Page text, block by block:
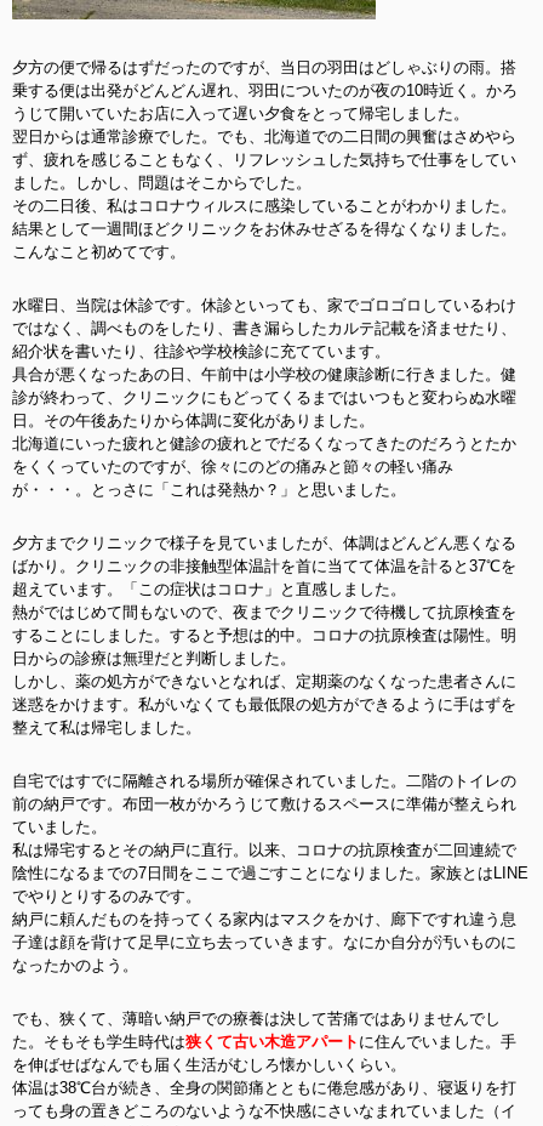
夕方の便で帰るはずだったのですが、当日の羽田はどしゃぶりの雨。搭
乗する便は出発がどんどん遅れ、羽田についたのが夜の10時近く。かろ
うじて開いていたお店に入って遅い夕食をとって帰宅しました。
翌日からは通常診療でした。でも、北海道での二日間の興奮はさめやら
ず、疲れを感じることもなく、リフレッシュした気持ちで仕事をしてい
ました。しかし、問題はそこからでした。
その二日後、私はコロナウィルスに感染していることがわかりました。
結果として一週間ほどクリニックをお休みせざるを得なくなりました。
こんなこと初めてです。
水曜日、当院は休診です。休診といっても、家でゴロゴロしているわけ
ではなく、調べものをしたり、書き漏らしたカルテ記載を済ませたり、
紹介状を書いたり、往診や学校検診に充てています。
具合が悪くなったあの日、午前中は小学校の健康診断に行きました。健
診が終わって、クリニックにもどってくるまではいつもと変わらぬ水曜
日。その午後あたりから体調に変化がありました。
北海道にいった疲れと健診の疲れとでだるくなってきたのだろうとたか
をくくっていたのですが、徐々にのどの痛みと節々の軽い痛み
が・・・。とっさに「これは発熱か？」と思いました。
夕方までクリニックで様子を見ていましたが、体調はどんどん悪くなる
ばかり。クリニックの非接触型体温計を首に当てて体温を計ると37℃を
超えています。
「この症状はコロナ」と直感しました。
熱がではじめて間もないので、夜までクリニックで待機して抗原検査を
することにしました。すると予想は的中。コロナの抗原検査は陽性。明
日からの診療は無理だと判断しました。
しかし、薬の処方ができないとなれば、定期薬のなくなった患者さんに
迷惑をかけます。私がいなくても最低限の処方ができるように手はずを
整えて私は帰宅しました。
自宅ではすでに隔離される場所が確保されていました。二階のトイレの
前の納戸です。布団一枚がかろうじて敷けるスペースに準備が整えられ
ていました。
私は帰宅するとその納戸に直行。以来、コロナの抗原検査が二回連続で
陰性になるまでの7日間をここで過ごすことになりました。家族とはLINE
でやりとりするのみです。
納戸に頼んだものを持ってくる家内はマスクをかけ、廊下ですれ違う息
子達は顔を背けて足早に立ち去っていきます。なにか自分が汚いものに
なったかのよう。
でも、狭くて、薄暗い納戸での療養は決して苦痛ではありませんでし
た。そもそも学生時代は狭くて古い木造アパート に住んでいました。手
を伸ばせばなんでも届く生活がむしろ懐かしいくらい。
体温は38℃台が続き、全身の関節痛とともに倦怠感があり、寝返りを打
っても身の置きどころのないような不快感にさいなまれていました（イ